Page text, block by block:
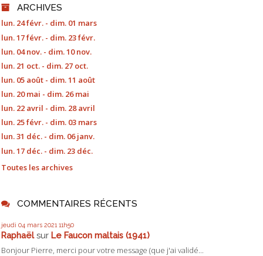
ARCHIVES
lun. 24 févr. - dim. 01 mars
lun. 17 févr. - dim. 23 févr.
lun. 04 nov. - dim. 10 nov.
lun. 21 oct. - dim. 27 oct.
lun. 05 août - dim. 11 août
lun. 20 mai - dim. 26 mai
lun. 22 avril - dim. 28 avril
lun. 25 févr. - dim. 03 mars
lun. 31 déc. - dim. 06 janv.
lun. 17 déc. - dim. 23 déc.
Toutes les archives
COMMENTAIRES RÉCENTS
jeudi 04 mars 2021 11h50
Raphaëlsur Le Faucon maltais (1941)
Bonjour Pierre, merci pour votre message (que j'ai validé...